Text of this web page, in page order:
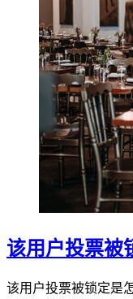
该用户投票被
该用户投票被锁定是